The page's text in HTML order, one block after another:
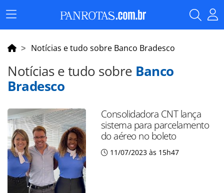
Menu
Principal
Notícias e tudo sobre Banco Bradesco
Notícias e tudo sobre Banco
Bradesco
Consolidadora CNT lança
sistema para parcelamento
do aéreo no boleto
11/07/2023 às 15h47